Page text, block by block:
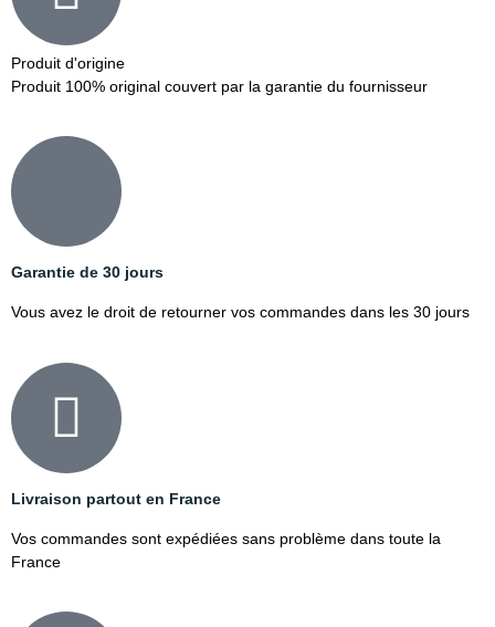
Produit d'origine
Produit 100% original couvert par la garantie du fournisseur
Garantie de 30 jours
Vous avez le droit de retourner vos commandes dans les 30 jours
Livraison partout en France
Vos commandes sont expédiées sans problème dans toute la
France